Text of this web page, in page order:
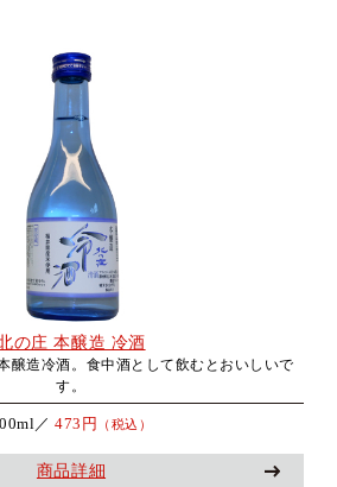
の庄 本醸造 冷酒
醸造冷酒。食中酒として飲むとおいしいで
す。
／473円 （税込）
商品詳細